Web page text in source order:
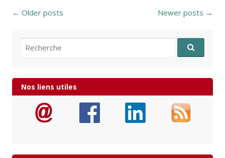
Posts navigation
← Older posts Newer posts →
Recherche pour:
Nos liens utiles